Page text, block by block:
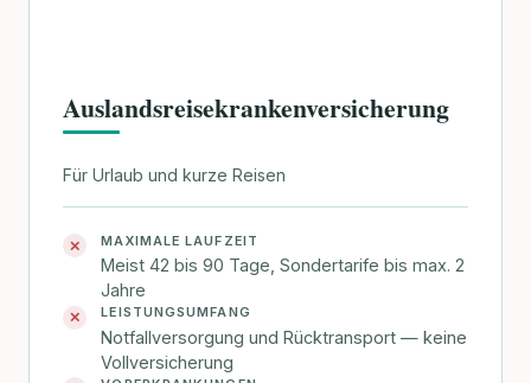
Auslandsreisekrankenversicherung
Für Urlaub und kurze Reisen
✕ MAXIMALE LAUFZEIT
Meist 42 bis 90 Tage, Sondertarife bis max. 2
Jahre
✕ LEISTUNGSUMFANG
Notfallversorgung und Rücktransport — keine
Vollversicherung